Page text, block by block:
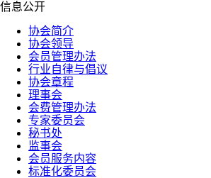
信息公开
协会简介
协会领导
会员管理办法
行业自律与倡议
协会章程
理事会
会费管理办法
专家委员会
秘书处
监事会
会员服务内容
标准化委员会